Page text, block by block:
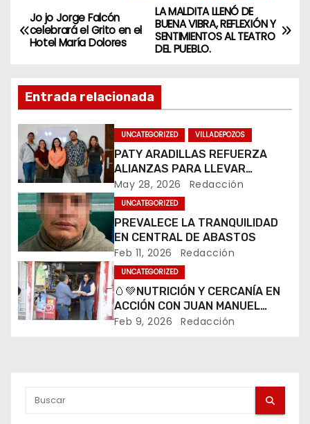
N
a
e
g
a
c
i
ó
n
d
LA MALDITA LLENÓ DE
BUENA VIBRA, REFLEXIÓN Y
SENTIMIENTOS AL TEATRO
DEL PUEBLO.
Jo jo Jorge Falcón
celebrará el Grito en el
Hotel María Dolores
Entrada relacionada
UNCATEGORIZED VILLADEPOZOS
PATY ARADILLAS REFUERZA
ALIANZAS PARA LLEVAR
CULTURA A TODO VILLA DE
POZOS
May 28, 2026 Redacción
UNCATEGORIZED
PREVALECE LA TRANQUILIDAD
EN CENTRAL DE ABASTOS
Feb 11, 2026 Redacción
UNCATEGORIZED
🥚💚NUTRICIÓN Y CERCANÍA EN
ACCIÓN CON JUAN MANUEL
NAVARRO
Feb 9, 2026 Redacción